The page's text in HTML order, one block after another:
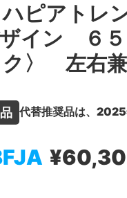
ピアトレ
イン ６
ク〉 左
代替推奨品は、2025